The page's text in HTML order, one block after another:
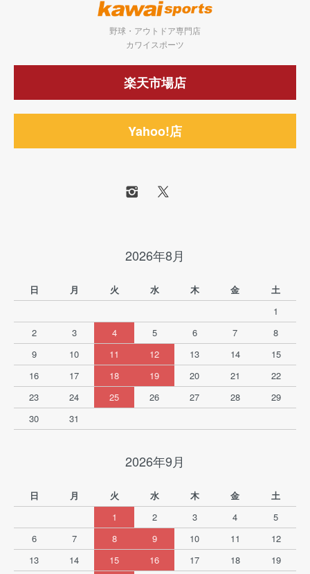
野球・アウトドア専門店
カワイスポーツ
楽天市場店
Yahoo!店
2026年8月
日 月 火 水 木 金
土
1
2
3 4 5 6 7
8
9
10 11 12 13 14
15
16
17 18 19 20 21
22
23
24 25 26 27 28
29
30
31
2026年9月
日 月 火 水 木 金
土
1
2 3 4
5
6
7 8 9 10 11
12
13
14 15 16 17 18
19